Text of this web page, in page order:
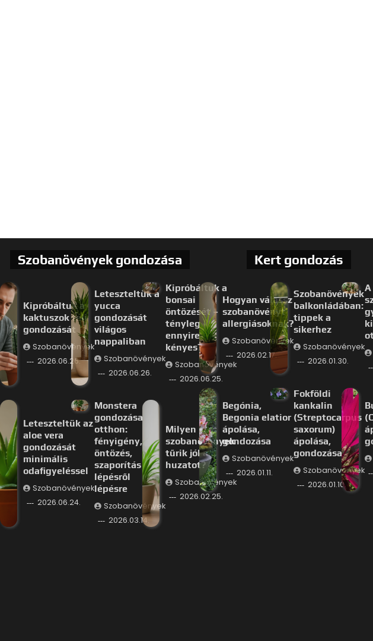
Szobanövények gondozása
Kipróbáltuk a
kaktuszok téli
gondozását
Szobanövények
2026.06.26.
Leteszteltük a
yucca
gondozását
világos
nappaliban
Szobanövények
2026.06.26.
Kipróbáltuk a
bonsai
öntözését –
tényleg
ennyire
kényes?
Szobanövények
2026.06.25.
Leteszteltük az
aloe vera
gondozását
minimális
odafigyeléssel
Szobanövények
2026.06.24.
Monstera
gondozása
otthon:
fényigény,
öntözés,
szaporítás
lépésről
lépésre
Szobanövények
2026.03.14.
Milyen
szobanövények
tűrik jól a
huzatot?
Szobanövények
2026.02.25.
Kert gondozás
Hogyan válassz
szobanövényt
allergiásoknak?
Szobanövények
2026.02.17.
Szobanövények
balkonládában:
tippek a
sikerhez
Szobanövények
2026.01.30.
Begónia,
Begonia elatior
ápolása,
gondozása
Szobanövények
2026.01.11.
Fokföldi
kankalin
(Streptocarpus
saxorum)
ápolása,
gondozása
Szobanövények
2026.01.10.